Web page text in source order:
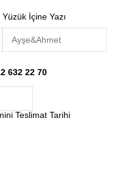
Yüzük İçine Yazı
632 22 70
Teslimat Tarihi